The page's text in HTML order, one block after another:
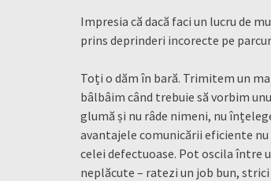
Impresia că dacă faci un lucru de
prins deprinderi incorecte pe
Toți o dăm în bară. Trimitem un
bâlbâim când trebuie să vorbim
glumă și nu râde nimeni, nu
avantajele comunicării eficiente
celei defectuoase. Pot oscila între
neplăcute – ratezi un job bun,